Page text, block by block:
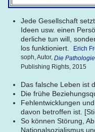
Jede Gesellschaft
Ideen usw. einen
derliche tun will,
los funktioniert.
Erich
soph, Autor,Die
Publishing Rights, 2015
Das falsche Leben ist
Die frühe
Fehlentwicklungen
davon betroffen ist.
So können Störung,
Nationalsozialismus